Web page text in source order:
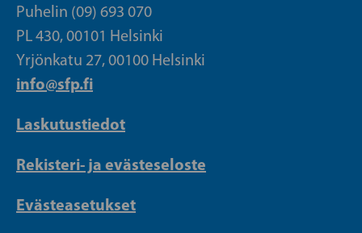
Puhelin (09) 693 070
PL 430, 00101 Helsinki
Yrjönkatu 27, 00100 Helsinki
info@sfp.fi
Laskutustiedot
Rekisteri- ja evästeseloste
Evästeasetukset